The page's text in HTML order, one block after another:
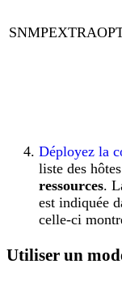
Déployez la
liste des
ressources.
est indiquée
celle-ci
Utiliser un